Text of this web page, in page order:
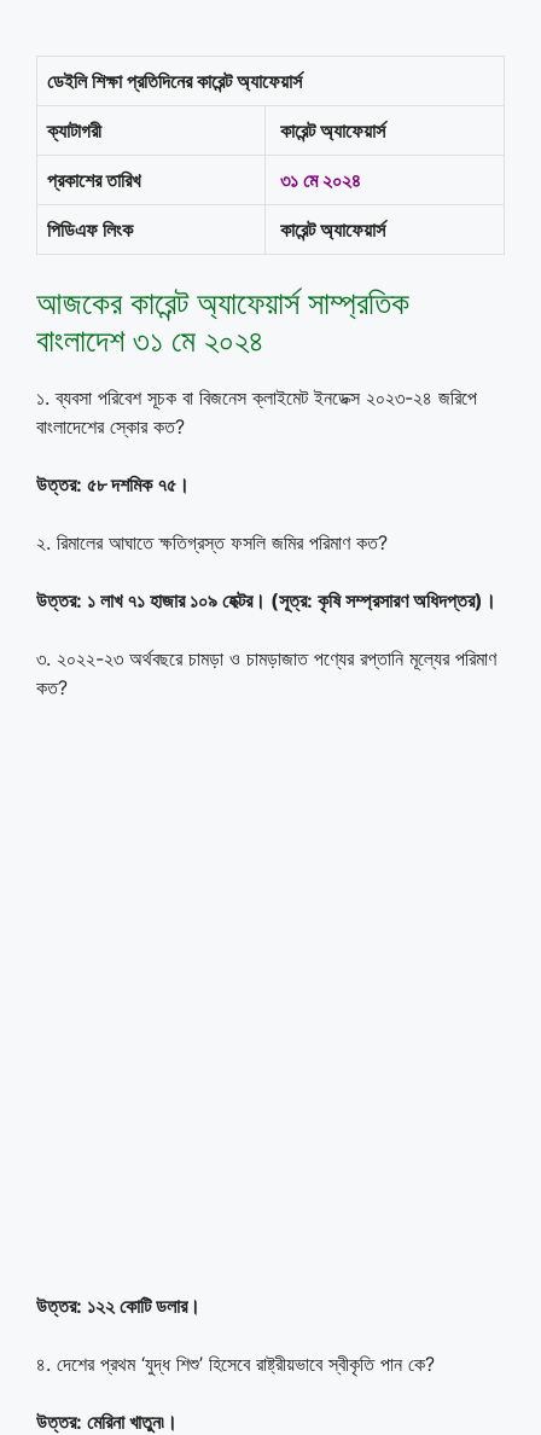
ডেইলি শিক্ষা প্রতিদিনের কারেন্ট অ্যাফেয়ার্স
ক্যাটাগরী কারেন্ট অ্যাফেয়ার্স
প্রকাশের তারিখ ৩১ মে ২০২৪
পিডিএফ লিংক কারেন্ট অ্যাফেয়ার্স
আজকের কারেন্ট অ্যাফেয়ার্স সাম্প্রতিক
বাংলাদেশ ৩১ মে ২০২৪
১. ব্যবসা পরিবেশ সূচক বা বিজনেস ক্লাইমেট ইনডেক্স ২০২৩-২৪ জরিপে
বাংলাদেশের স্কোর কত?
উত্তর: ৫৮ দশমিক ৭৫ ।
২. রিমালের আঘাতে ক্ষতিগ্রস্ত ফসলি জমির পরিমাণ কত?
উত্তর: ১ লাখ ৭১ হাজার ১০৯ হেক্টর। (সূত্র: কৃষি সম্প্রসারণ অধিদপ্তর) ।
৩. ২০২২-২৩ অর্থবছরে চামড়া ও চামড়াজাত পণ্যের রপ্তানি মূল্যের পরিমাণ
কত?
উত্তর: ১২২ কোটি ডলার।
৪. দেশের প্রথম ‘যুদ্ধ শিশু’ হিসেবে রাষ্ট্রীয়ভাবে স্বীকৃতি পান কে?
উত্তর: মেরিনা খাতুন৷ ।